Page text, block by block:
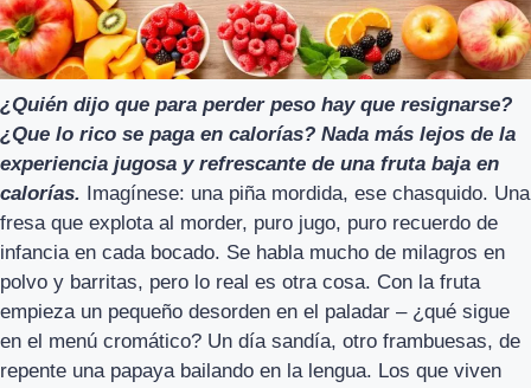
¿Quién dijo que para perder peso hay que resignarse?
¿Que lo rico se paga en calorías? Nada más lejos de la
experiencia jugosa y refrescante de una fruta baja en
calorías. Imagínese: una piña mordida, ese chasquido. Una
fresa que explota al morder, puro jugo, puro recuerdo de
infancia en cada bocado. Se habla mucho de milagros en
polvo y barritas, pero lo real es otra cosa. Con la fruta
empieza un pequeño desorden en el paladar – ¿qué sigue
en el menú cromático? Un día sandía, otro frambuesas, de
repente una papaya bailando en la lengua. Los que viven